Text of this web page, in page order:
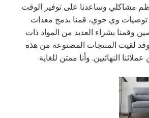
مشاكلي وساعدنا على توفير الوقت
توصيات وي جوي، قمنا بدمج معدات
وقمنا بشراء العديد من المواد ذات
وقد لقيت المنتجات المصنوعة من هذه
عملائنا النهائيين. وأنا ممتن للغاية